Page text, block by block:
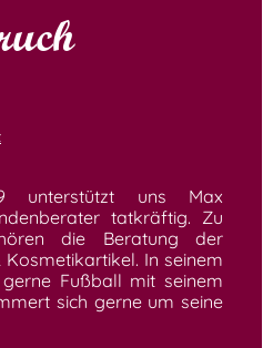
unterstützt uns Max
tatkräftig. Zu
die Beratung der
In seinem
Fußball mit seinem
sich gerne um seine